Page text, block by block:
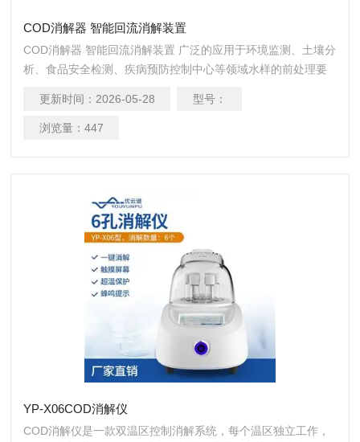
COD消解器 智能回流消解装置
COD消解器 智能回流消解装置 广泛的应用于环境监测、土壤分
析、食品安全检测、疾病预防控制中心等领域水样的前处理要
更新时间： 2026-05-28 型号：
浏览量： 447
YP-X06COD消解仪
COD消解仪是一款双温区控制消解系统，每个温区独立工作，